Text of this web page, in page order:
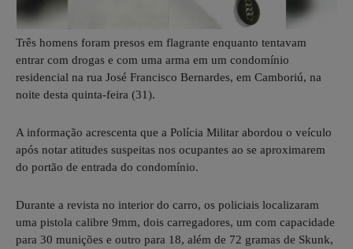
Três homens foram presos em flagrante enquanto tentavam
entrar com drogas e com uma arma em um condomínio
residencial na rua José Francisco Bernardes, em Camboriú, na
noite desta quinta-feira (31).
A informação acrescenta que a Polícia Militar abordou o veículo
após notar atitudes suspeitas nos ocupantes ao se aproximarem
do portão de entrada do condomínio.
Durante a revista no interior do carro, os policiais localizaram
uma pistola calibre 9mm, dois carregadores, um com capacidade
para 30 munições e outro para 18, além de 72 gramas de Skunk,